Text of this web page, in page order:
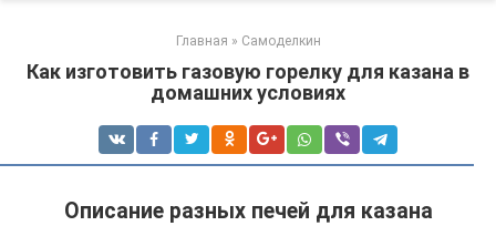
Главная » Самоделкин
Как изготовить газовую горелку для казана в
домашних условиях
Описание разных печей для казана